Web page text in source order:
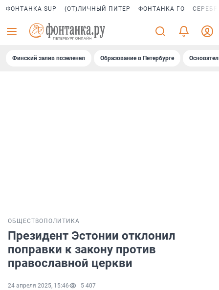
ФОНТАНКА SUP (ОТ)ЛИЧНЫЙ ПИТЕР ФОНТАНКА ГО
Финский залив позеленел Образование в Петербурге
ОБЩЕСТВО ПОЛИТИКА
Президент Эстонии отклонил
поправки к закону против
православной церкви
24 апреля 2025, 15:46 5 407